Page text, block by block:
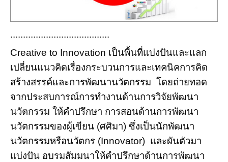
.......................................
Creative to Innovation เป็นพื้นที่แบ่งปันและแลก
เปลี่ยนแนวคิดเรื่องกระบวนการและเทคนิคการคิด
สร้างสรรค์และการพัฒนานวัตกรรม โดยถ่ายทอด
จากประสบการณ์การทำงานด้านการวิจัยพัฒนา
นวัตกรรม ให้คำปรึกษา การสอนด้านการพัฒนา
นวัตกรรมของผู้เขียน (ศศิมา) ซึ่งเป็นนักพัฒนา
นวัตกรรมหรือนวัตกร (Innovator) และผันตัวมา
แบ่งปัน อบรมสัมมนาให้คำปรึกษาด้านการพัฒนา